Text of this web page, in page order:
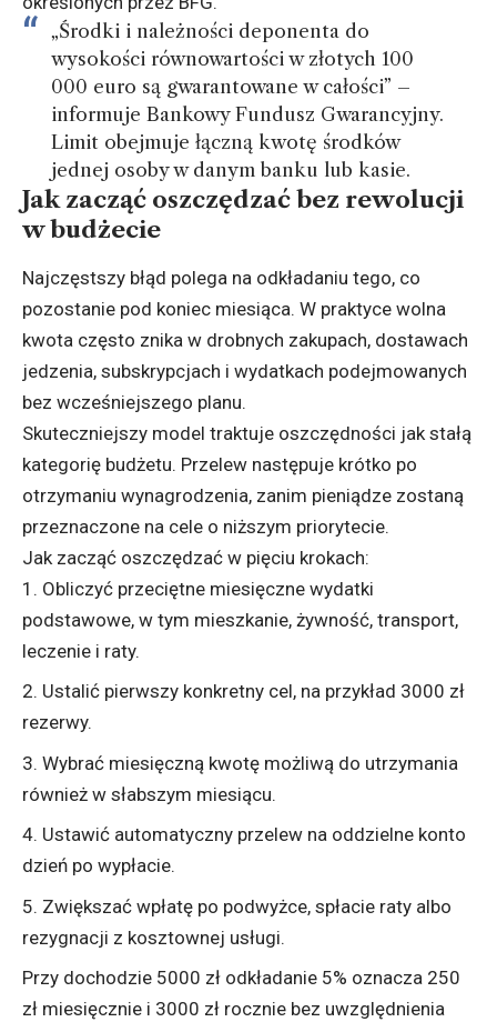
„Środki i należności deponenta do
wysokości równowartości w złotych 100
000 euro są gwarantowane w całości” –
informuje Bankowy Fundusz Gwarancyjny.
Limit obejmuje łączną kwotę środków
jednej osoby w danym banku lub kasie.
Jak zacząć oszczędzać bez rewolucji
w budżecie
Najczęstszy błąd polega na odkładaniu tego, co
pozostanie pod koniec miesiąca. W praktyce wolna
kwota często znika w drobnych zakupach, dostawach
jedzenia, subskrypcjach i wydatkach podejmowanych
bez wcześniejszego planu.
Skuteczniejszy model traktuje oszczędności jak stałą
kategorię budżetu. Przelew następuje krótko po
otrzymaniu wynagrodzenia, zanim pieniądze zostaną
przeznaczone na cele o niższym priorytecie.
Jak zacząć oszczędzać w pięciu krokach:
Obliczyć przeciętne miesięczne wydatki
podstawowe, w tym mieszkanie, żywność, transport,
leczenie i raty.
Ustalić pierwszy konkretny cel, na przykład 3000 zł
rezerwy.
Wybrać miesięczną kwotę możliwą do utrzymania
również w słabszym miesiącu.
Ustawić automatyczny przelew na oddzielne konto
dzień po wypłacie.
Zwiększać wpłatę po podwyżce, spłacie raty albo
rezygnacji z kosztownej usługi.
Przy dochodzie 5000 zł odkładanie 5% oznacza 250
zł miesięcznie i 3000 zł rocznie bez uwzględnienia